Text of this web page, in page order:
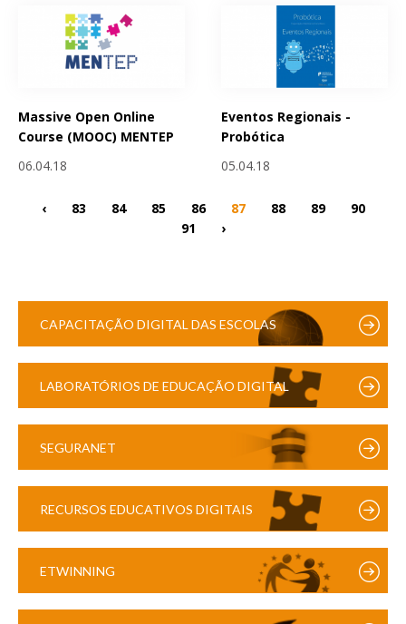
Massive Open Online
Course (MOOC) MENTEP
06.04.18
Eventos Regionais -
Probótica
05.04.18
‹ 83 84 85 86 87 88 89
90
91
›
CAPACITAÇÃO DIGITAL DAS ESCOLAS
LABORATÓRIOS DE EDUCAÇÃO DIGITAL
SEGURANET
RECURSOS EDUCATIVOS DIGITAIS
ETWINNING